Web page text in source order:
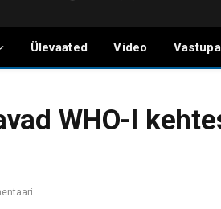
Ülevaated Video
WHO-l